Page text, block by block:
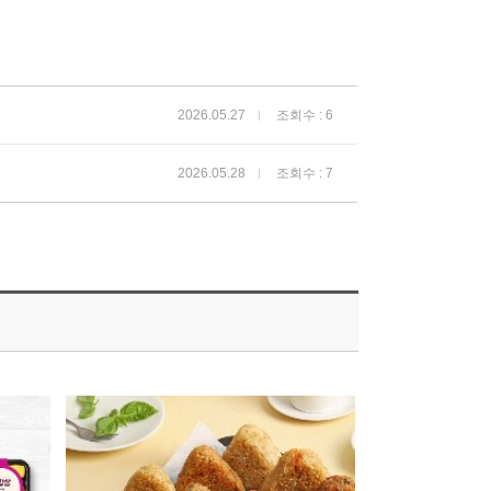
2026.05.27 조회수 : 6
2026.05.28 조회수 : 7